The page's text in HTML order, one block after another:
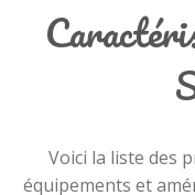
Voici la liste des
équipements et